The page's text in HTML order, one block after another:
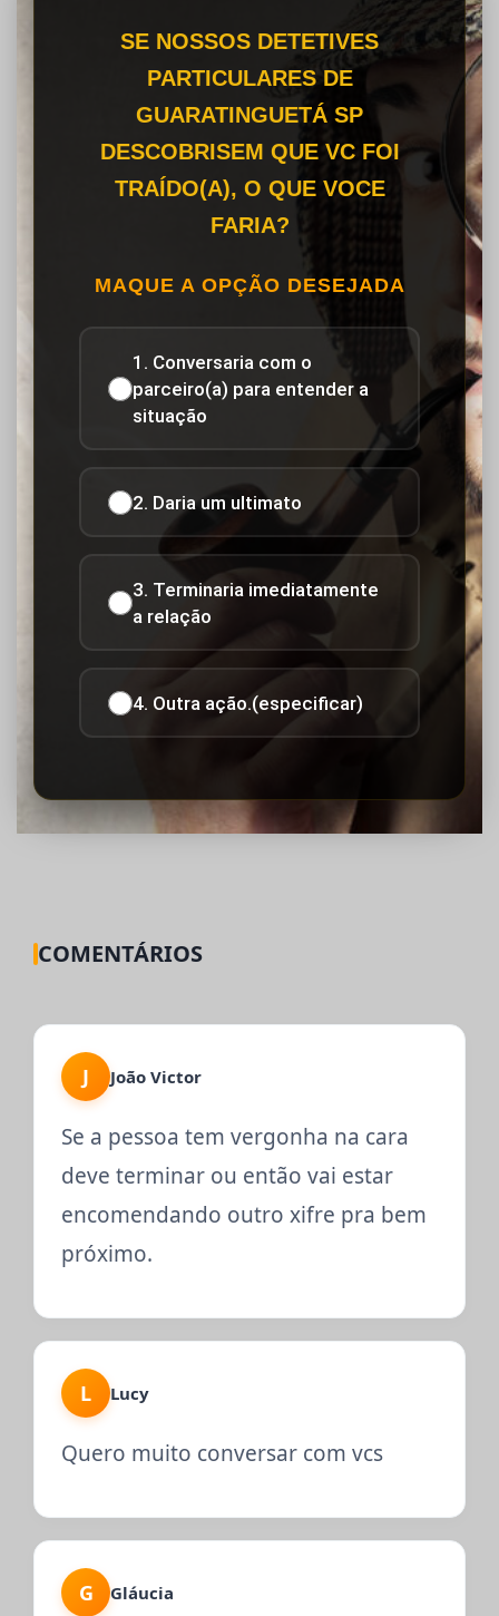
SE NOSSOS DETETIVES
PARTICULARES DE
GUARATINGUETÁ SP
DESCOBRISEM QUE VC FOI
TRAÍDO(A), O QUE VOCE
FARIA?
MAQUE A OPÇÃO DESEJADA
1. Conversaria com o
parceiro(a) para entender a
situação
2. Daria um ultimato
3. Terminaria imediatamente
a relação
4. Outra ação.(especificar)
COMENTÁRIOS
J João Victor
Se a pessoa tem vergonha na cara
deve terminar ou então vai estar
encomendando outro xifre pra bem
próximo.
L Lucy
Quero muito conversar com vcs
G Gláucia